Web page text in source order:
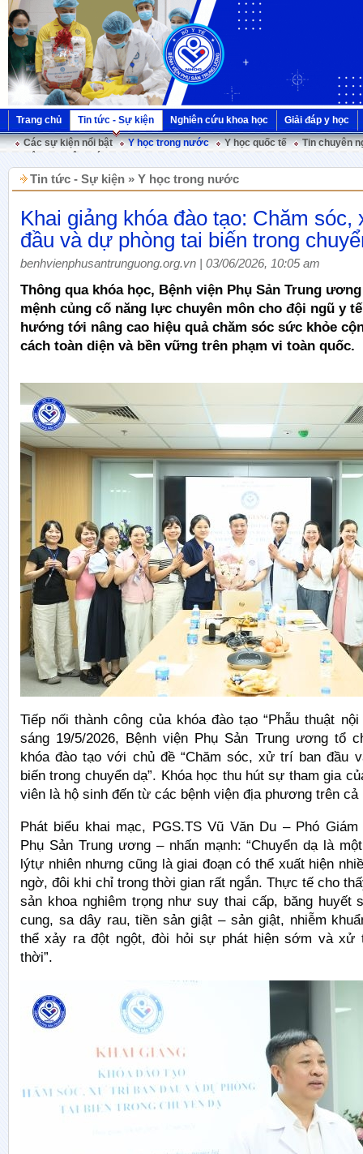
Trang chủ Tin tức - Sự kiện Nghiên cứu khoa học
Giải đáp y học
Các sự kiện nổi bật
Y học trong nước Y học quốc tế
Tin chuyên
Tin tức - Sự kiện » Y học trong nước
Khai giảng khóa đào tạo: Chăm sóc,
đầu và dự phòng tai biến trong
benhvienphusantrunguong.org.vn | 03/06/2026, 10:05 am
Thông qua khóa học, Bệnh viện Phụ Sản Trung
mệnh củng cố năng lực chuyên môn cho đội ngũ y
hướng tới nâng cao hiệu quả chăm sóc sức khỏe
cách toàn diện và bền vững trên phạm vi toàn quốc.
Tiếp nối thành công của khóa đào tạo “Phẫu thuật nội
sáng 19/5/2026, Bệnh viện Phụ Sản Trung ương tổ
khóa đào tạo với chủ đề “Chăm sóc, xử trí ban đầu
biến trong chuyển dạ”. Khóa học thu hút sự tham gia
viên là hộ sinh đến từ các bệnh viện địa phương trên
Phát biểu khai mạc, PGS.TS Vũ Văn Du – Phó
Phụ Sản Trung ương – nhấn mạnh: “Chuyển dạ là
lýtự nhiên nhưng cũng là giai đoạn có thể xuất hiện
ngờ, đôi khi chỉ trong thời gian rất ngắn. Thực tế cho
sản khoa nghiêm trọng như suy thai cấp, băng huyết
cung, sa dây rau, tiền sản giật – sản giật, nhiễm
thể xảy ra đột ngột, đòi hỏi sự phát hiện sớm và xử
thời”.